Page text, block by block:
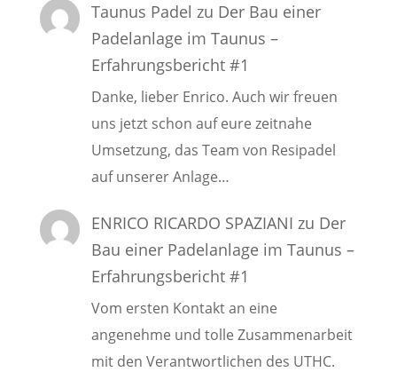
Taunus Padel zu Der Bau einer
Padelanlage im Taunus –
Erfahrungsbericht #1
Danke, lieber Enrico. Auch wir freuen
uns jetzt schon auf eure zeitnahe
Umsetzung, das Team von Resipadel
auf unserer Anlage…
ENRICO RICARDO SPAZIANI zu Der
Bau einer Padelanlage im Taunus –
Erfahrungsbericht #1
Vom ersten Kontakt an eine
angenehme und tolle Zusammenarbeit
mit den Verantwortlichen des UTHC.